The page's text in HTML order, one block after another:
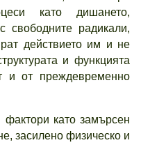
като дишането,
свободните радикали,
действието им и не
и функцията
и от преждевременно
като замърсен
засилено физическо и